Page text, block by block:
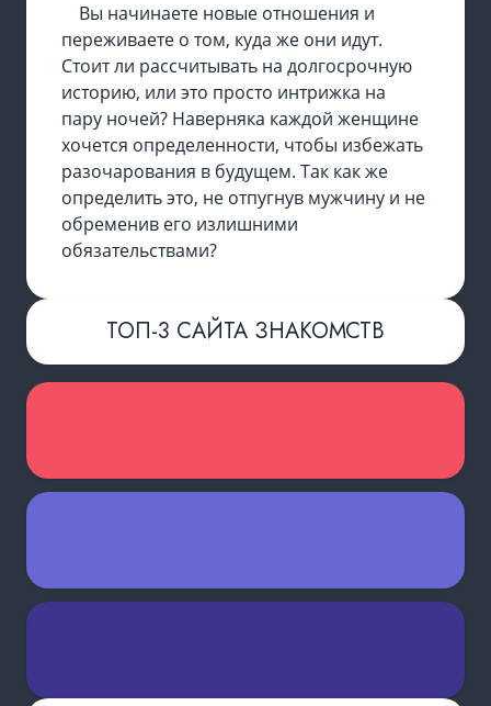
Вы начинаете новые отношения и
переживаете о том, куда же они идут.
Стоит ли рассчитывать на долгосрочную
историю, или это просто интрижка на
пару ночей? Наверняка каждой женщине
хочется определенности, чтобы избежать
разочарования в будущем. Так как же
определить это, не отпугнув мужчину и не
обременив его излишними
обязательствами?
ТОП-3 САЙТА ЗНАКОМСТВ